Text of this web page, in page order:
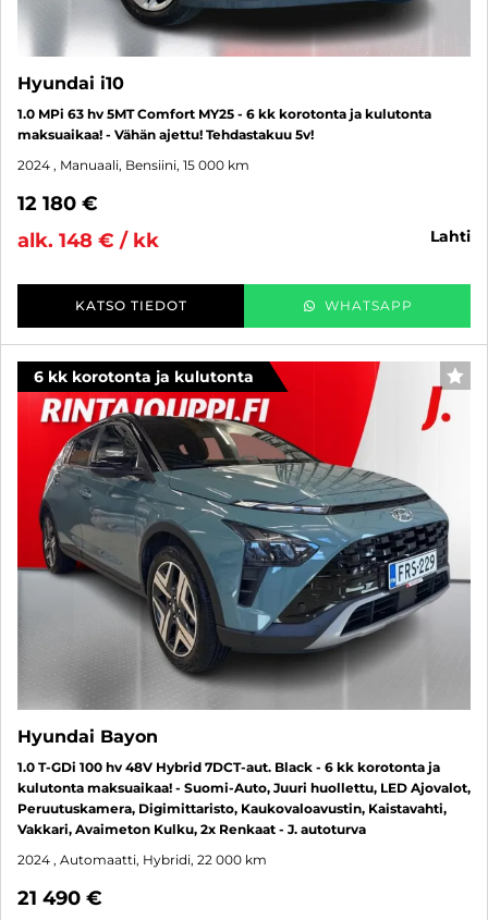
Hyundai i10
1.0 MPi 63 hv 5MT Comfort MY25 - 6 kk korotonta ja kulutonta
maksuaikaa! - Vähän ajettu! Tehdastakuu 5v!
2024 , Manuaali, Bensiini, 15 000 km
12 180 €
alk. 148 € / kk
lahti
KATSO TIEDOT WHATSAPP
6 kk korotonta ja kulutonta
Hyundai Bayon
1.0 T-GDi 100 hv 48V Hybrid 7DCT-aut. Black - 6 kk korotonta ja
kulutonta maksuaikaa! - Suomi-Auto, Juuri huollettu, LED Ajovalot,
Peruutuskamera, Digimittaristo, Kaukovaloavustin, Kaistavahti,
Vakkari, Avaimeton Kulku, 2x Renkaat - J. autoturva
2024 , Automaatti, Hybridi, 22 000 km
21 490 €